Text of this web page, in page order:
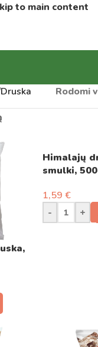
to main content
Druska
Rodomi
Himalajų
smulki,
1,59 €
-
+